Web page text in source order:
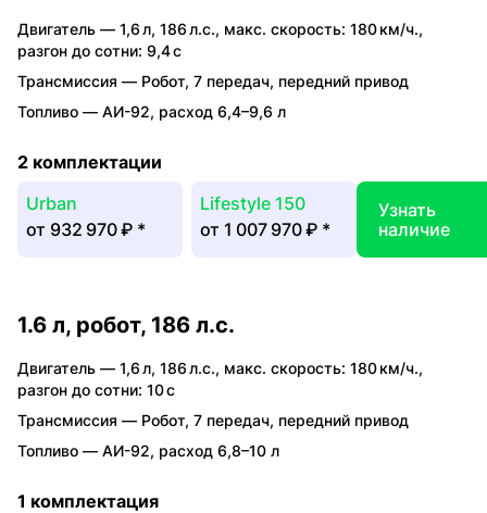
Двигатель — 1,6 л, 186 л.с., макс. скорость: 180 км/ч.,
разгон до сотни: 9,4 с
Трансмиссия — Робот, 7 передач, передний привод
Топливо — АИ-92, расход 6,4–9,6 л
2 комплектации
Urban
от 932 970 ₽ *
Lifestyle 150
от 1 007 970 ₽ *
Узнать
наличие
1.6 л, робот, 186 л.с.
Двигатель — 1,6 л, 186 л.с., макс. скорость: 180 км/ч.,
разгон до сотни: 10 с
Трансмиссия — Робот, 7 передач, передний привод
Топливо — АИ-92, расход 6,8–10 л
1 комплектация